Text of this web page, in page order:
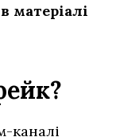
матеріалі
каналі